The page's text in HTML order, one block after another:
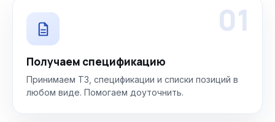
01
Получаем спецификацию
Принимаем ТЗ, спецификации и списки позиций в
любом виде. Помогаем доуточнить.